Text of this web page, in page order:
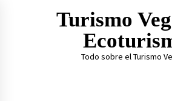
Turismo
Todo sobre el Turismo